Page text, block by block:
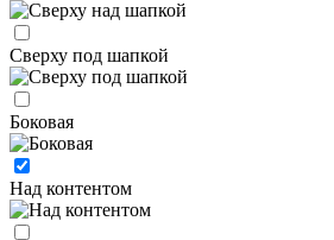
Сверху под шапкой
Боковая
Над контентом